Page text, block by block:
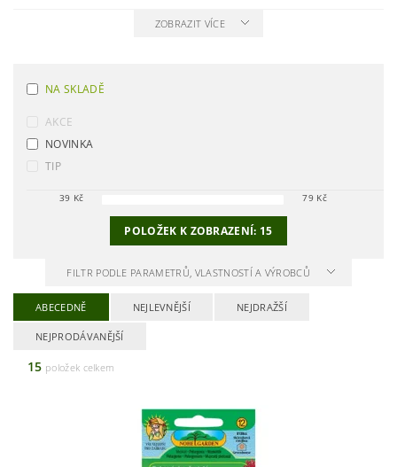
ZOBRAZIT VÍCE
NA SKLADĚ
AKCE
NOVINKA
TIP
39 Kč 79Kč
POLOŽEK K ZOBRAZENÍ: 15
FILTR PODLE PARAMETRŮ, VLASTNOSTÍ A VÝROBCŮ
ABECEDNĚ NEJLEVNĚJŠÍ NEJDRAŽŠÍ
NEJPRODÁVANĚJŠÍ
15 položek celkem